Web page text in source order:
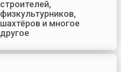
строителей,
физкультурников,
шахтёров и многое
другое